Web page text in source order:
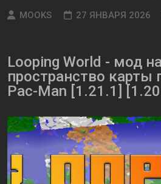
MOOKS
27 ЯНВАРЯ 2026
Looping World - мод
пространство карты
Pac-Man [1.21.1]